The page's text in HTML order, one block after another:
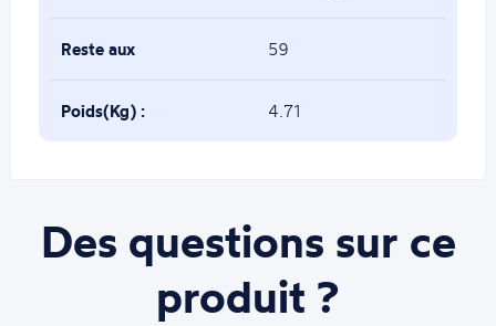
Reste aux
extrémités(mm) :
59
Poids(Kg) : 4.71
Des questions sur ce
produit ?